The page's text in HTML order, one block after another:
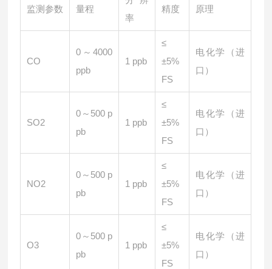
监测参数 量程
率
精度 原理
CO
0～4000
ppb
1 ppb
≤
±5%
FS
电化学（进
口）
SO2
0～500 p
pb
1 ppb
≤
±5%
FS
电化学（进
口）
NO2
0～500 p
pb
1 ppb
≤
±5%
FS
电化学（进
口）
O3
0～500 p
pb
1 ppb
≤
±5%
FS
电化学（进
口）